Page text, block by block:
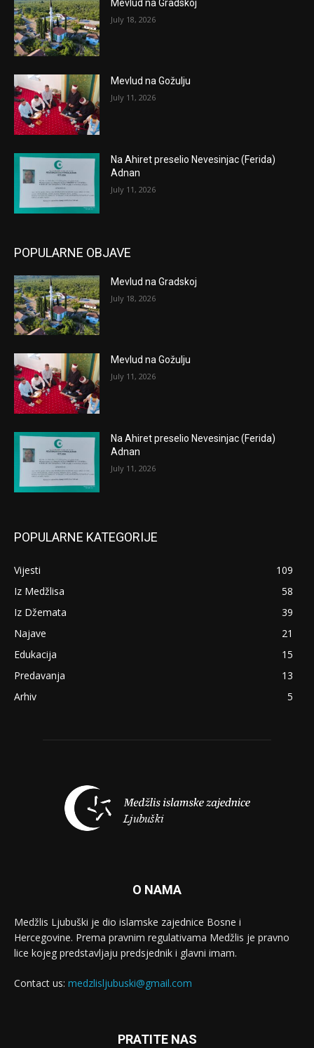
Mevlud na Gradskoj
July 18, 2026
Mevlud na Gožulju
July 11, 2026
Na Ahiret preselio Nevesinjac (Ferida)
Adnan
July 11, 2026
POPULARNE OBJAVE
Mevlud na Gradskoj
July 18, 2026
Mevlud na Gožulju
July 11, 2026
Na Ahiret preselio Nevesinjac (Ferida)
Adnan
July 11, 2026
POPULARNE KATEGORIJE
Vijesti
109
Iz Medžlisa
58
Iz Džemata
39
Najave
21
Edukacija
15
Predavanja
13
Arhiv
5
O NAMA
Medžlis Ljubuški je dio islamske zajednice Bosne i
Hercegovine. Prema pravnim regulativama Medžlis je pravno
lice kojeg predstavljaju predsjednik i glavni imam.
Contact us: medzlisljubuski@gmail.com
PRATITE NAS